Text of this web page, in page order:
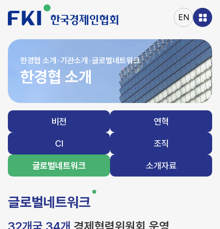
바로가기
주메뉴
EN
한경협 소개 >기관소개 >글로벌네트워크
한경협 소개
비전 연혁
CI 조직
글로벌네트워크 소개자료
글로벌네트워크